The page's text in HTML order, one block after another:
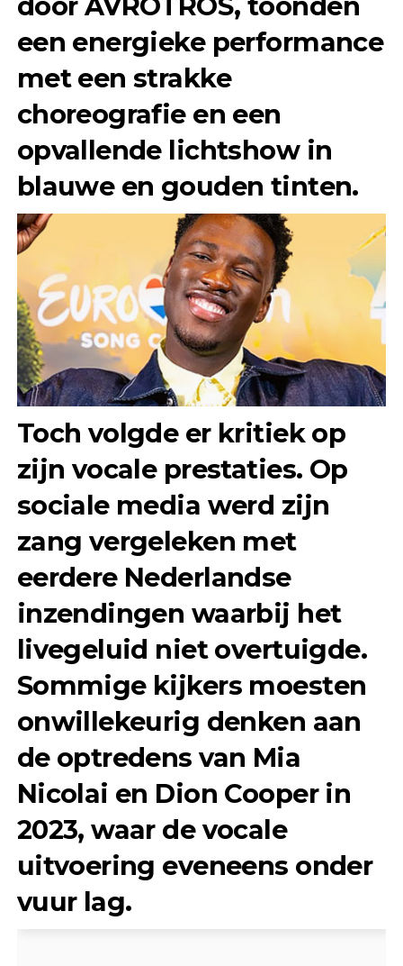
een energieke performance
met een strakke
choreografie en een
opvallende lichtshow in
blauwe en gouden tinten.
Toch volgde er kritiek op
zijn vocale prestaties. Op
sociale media werd zijn
zang vergeleken met
eerdere Nederlandse
inzendingen waarbij het
livegeluid niet overtuigde.
Sommige kijkers moesten
onwillekeurig denken aan
de optredens van Mia
Nicolai en Dion Cooperin
2023, waar de vocale
uitvoering eveneens onder
vuur lag.